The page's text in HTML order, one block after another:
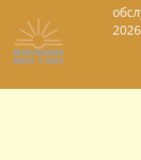
2026